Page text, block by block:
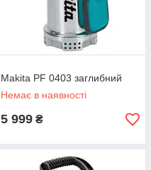
Makita PF 0403 заглибний
Немає в наявності
5 999 ₴